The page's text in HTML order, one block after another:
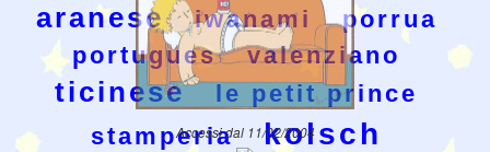
aranese iwanami
porrua
portugues
valenziano
ticinese
le petit prince
stamperia
kolsch
Accessi dal 11/02/2004